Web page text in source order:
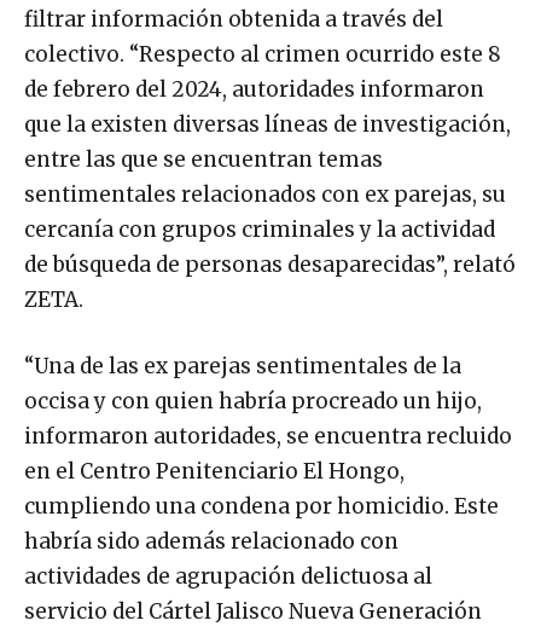
filtrar información obtenida a través del
colectivo. “Respecto al crimen ocurrido este 8
de febrero del 2024, autoridades informaron
que la existen diversas líneas de investigación,
entre las que se encuentran temas
sentimentales relacionados con ex parejas, su
cercanía con grupos criminales y la actividad
de búsqueda de personas desaparecidas”, relató
ZETA.
“Una de las ex parejas sentimentales de la
occisa y con quien habría procreado un hijo,
informaron autoridades, se encuentra recluido
en el Centro Penitenciario El Hongo,
cumpliendo una condena por homicidio. Este
habría sido además relacionado con
actividades de agrupación delictuosa al
servicio del Cártel Jalisco Nueva Generación